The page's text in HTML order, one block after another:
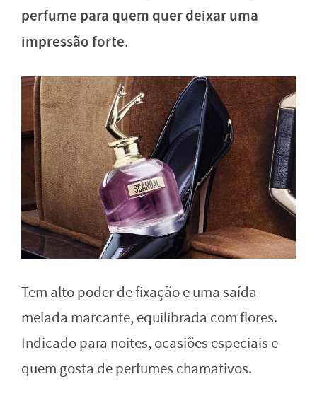
perfume para quem quer deixar uma
impressão forte.
Tem alto poder de fixação e uma saída
melada marcante, equilibrada com flores.
Indicado para noites, ocasiões especiais e
quem gosta de perfumes chamativos.